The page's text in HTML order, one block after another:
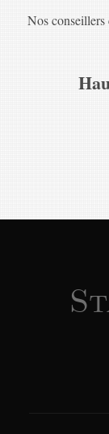
Nos